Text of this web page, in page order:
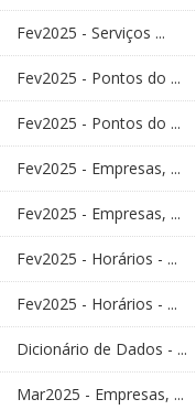
Fev2025 - Serviços ...
Fev2025 - Pontos do ...
Fev2025 - Pontos do ...
Fev2025 - Empresas, ...
Fev2025 - Empresas, ...
Fev2025 - Horários - ...
Fev2025 - Horários - ...
Dicionário de Dados - ...
Mar2025 - Empresas, ...